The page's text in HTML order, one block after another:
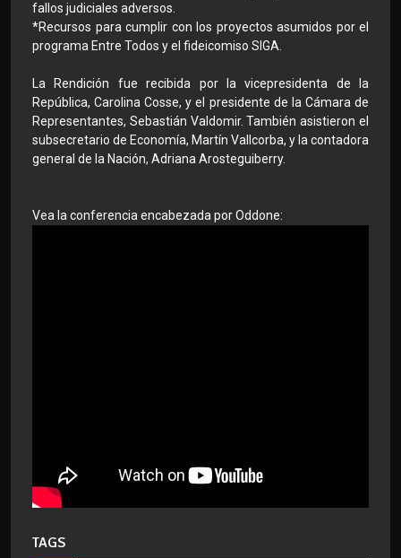
fallos judiciales adversos.
*Recursos para cumplir con los proyectos asumidos por el
programa Entre Todos y el fideicomiso SIGA.
La Rendición fue recibida por la vicepresidenta de la
República, Carolina Cosse, y el presidente de la Cámara de
Representantes, Sebastián Valdomir. También asistieron el
subsecretario de Economía, Martín Vallcorba, y la contadora
general de la Nación, Adriana Arosteguiberry.
Vea la conferencia encabezada por Oddone:
TAGS